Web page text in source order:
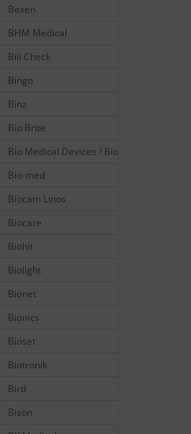
Bexen
BHM Medical
Bili Check
Bingo
Binz
Bio Brite
Bio Medical Devices / Biomedical
Bio-med
Biocam Linos
Biocare
Biohit
Biolight
Bionet
Bionics
Bioset
Biotronik
Bird
Bison